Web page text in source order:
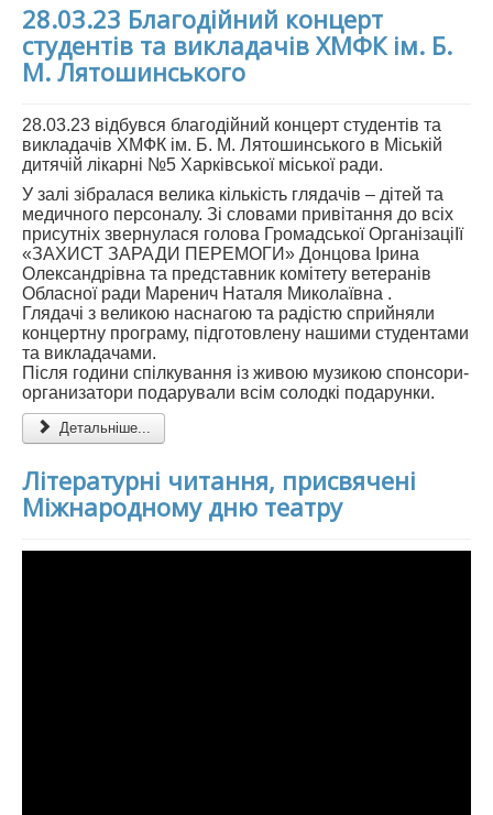
28.03.23 Благодійний концерт
студентів та викладачів ХМФК ім. Б.
М. Лятошинського
28.03.23 відбувся благодійний концерт студентів та
викладачів ХМФК ім. Б. М. Лятошинського в Міській
дитячій лікарні №5 Харківської міської ради.
У залі зібралася велика кількість глядачів – дітей та
медичного персоналу. Зі словами привітання до всіх
присутніх звернулася голова Громадської ОрганізаціІї
«ЗАХИСТ ЗАРАДИ ПЕРЕМОГИ» Донцова Ірина
Олександрівна та представник комітету ветеранів
Обласної ради Маренич Наталя Миколаївна .
Глядачі з великою наснагою та радістю сприйняли
концертну програму, підготовлену нашими студентами
та викладачами.
Після години спілкування із живою музикою спонсори-
организатори подарували всім солодкі подарунки.
Детальніше...
Літературні читання, присвячені
Міжнародному дню театру